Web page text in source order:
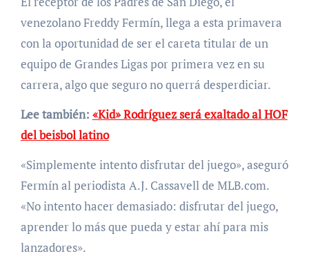
venezolano Freddy Fermín, llega a esta primavera
con la oportunidad de ser el careta titular de un
equipo de Grandes Ligas por primera vez en su
carrera, algo que seguro no querrá desperdiciar.
Lee también: «Kid» Rodríguez será exaltado al HOF
del beisbol latino
«Simplemente intento disfrutar del juego», aseguró
Fermín al periodista A.J. Cassavell de MLB.com.
«No intento hacer demasiado: disfrutar del juego,
aprender lo más que pueda y estar ahí para mis
lanzadores».